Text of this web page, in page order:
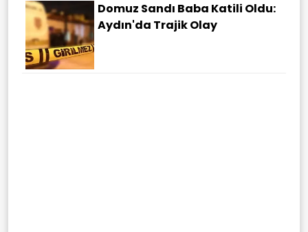
Domuz Sandı Baba Katili Oldu:
Aydın'da Trajik Olay